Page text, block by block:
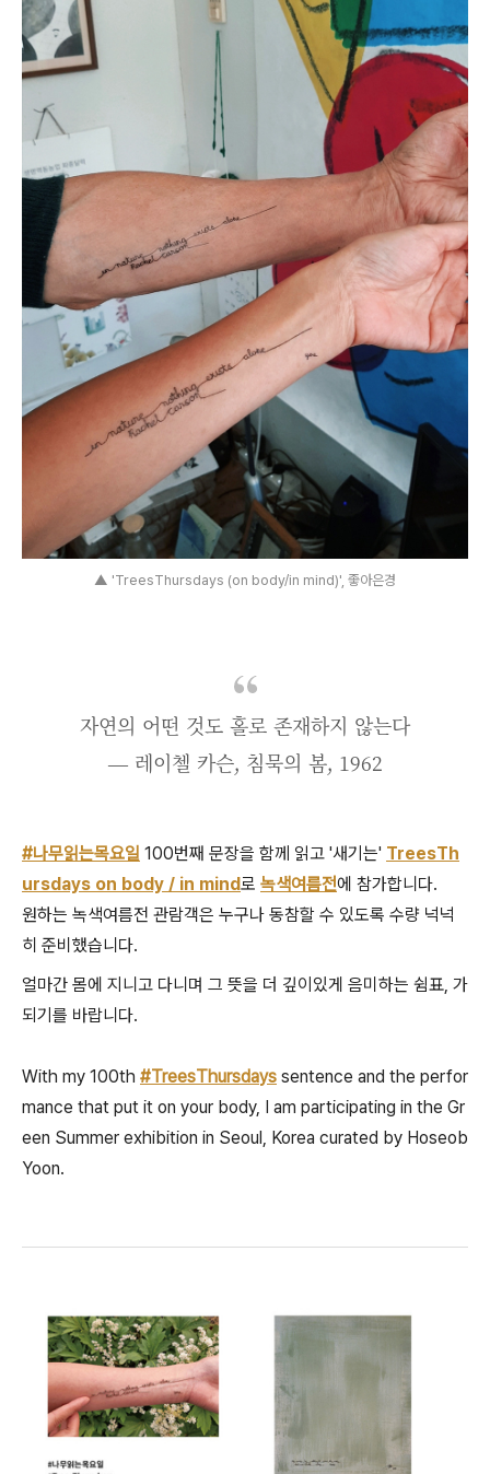
▲ 'TreesThursdays (on body/in mind)', 좋아은경
자연의 어떤 것도 홀로 존재하지 않는다
― 레이첼 카슨, 침묵의 봄, 1962
#나무읽는목요일 100번째 문장을 함께 읽고 '새기는' TreesTh
ursdays on body / in mind로 녹색여름전에 참가합니다.
원하는 녹색여름전 관람객은 누구나 동참할 수 있도록 수량 넉넉
히 준비했습니다.
얼마간 몸에 지니고 다니며 그 뜻을 더 깊이있게 음미하는 쉼표, 가
되기를 바랍니다.
With my 100th #TreesThursdays sentence and the perfor
mance that put it on your body, I am participating in the Gr
een Summer exhibition in Seoul, Korea curated by Hoseob
Yoon.